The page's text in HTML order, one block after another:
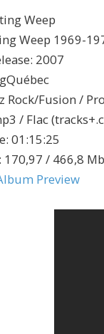
Weep
Weep 1969-
: 2007
Rock/Fusion /
/ Flac
: 01:15:25
: 170,97 / 466,8 Mb
Preview